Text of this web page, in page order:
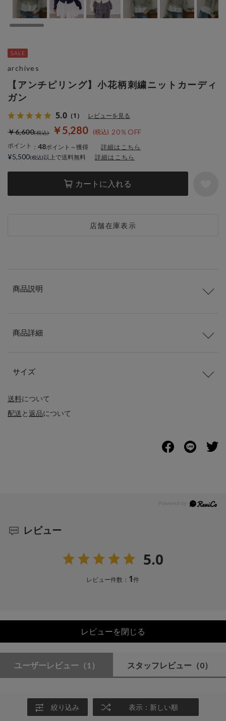
【アンチピリング】小花柄刺繍ニットカーディ
ガン
5.0 （1） レビューを見る
￥5,280 20％OFF
￥6,600
ポイント ： 48ポイント～獲得 詳細はこちら
カートに入れる
店舗在庫表示
archives
¥5,500 以上で送料無料 詳細はこちら
送料について
配送と返品について
商品説明
商品詳細
サイズ
レビュー
5.0
レビュー件数： 1件
レビューを閉じる
ユーザーレビュー （1） スタッフレビュー （0）
絞り込み 表示：新しい順